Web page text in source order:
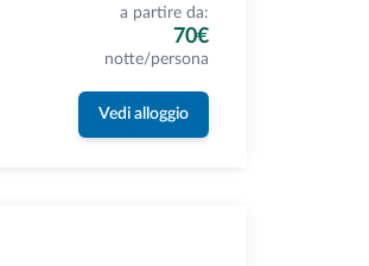
a partire da:
70€
notte/persona
Vedi alloggio